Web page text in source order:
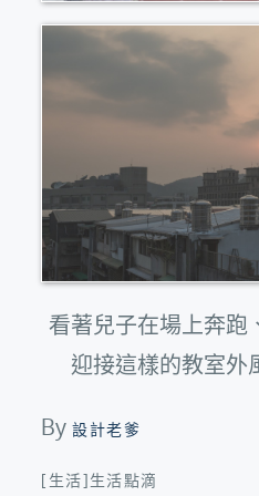
看著兒子在場上奔跑
迎接這樣的教室外
By設計老爹
[生活]生活點滴